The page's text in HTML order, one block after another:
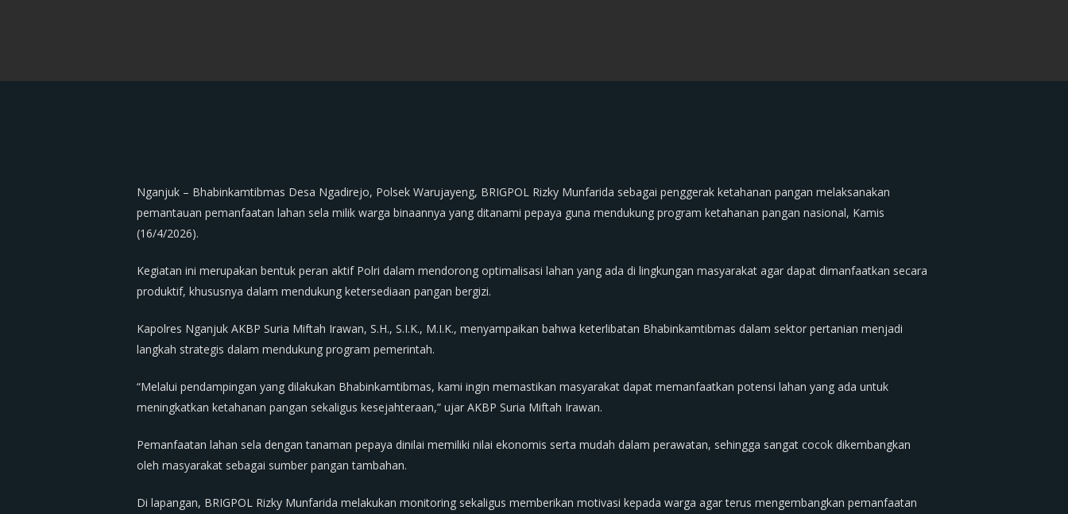
Nganjuk – Bhabinkamtibmas Desa Ngadirejo, Polsek Warujayeng, BRIGPOL Rizky Munfarida sebagai penggerak ketahanan pangan melaksanakan
pemantauan pemanfaatan lahan sela milik warga binaannya yang ditanami pepaya guna mendukung program ketahanan pangan nasional, Kamis
(16/4/2026).
Kegiatan ini merupakan bentuk peran aktif Polri dalam mendorong optimalisasi lahan yang ada di lingkungan masyarakat agar dapat dimanfaatkan secara
produktif, khususnya dalam mendukung ketersediaan pangan bergizi.
Kapolres Nganjuk AKBP Suria Miftah Irawan, S.H., S.I.K., M.I.K., menyampaikan bahwa keterlibatan Bhabinkamtibmas dalam sektor pertanian menjadi
langkah strategis dalam mendukung program pemerintah.
“Melalui pendampingan yang dilakukan Bhabinkamtibmas, kami ingin memastikan masyarakat dapat memanfaatkan potensi lahan yang ada untuk
meningkatkan ketahanan pangan sekaligus kesejahteraan,” ujar AKBP Suria Miftah Irawan.
Pemanfaatan lahan sela dengan tanaman pepaya dinilai memiliki nilai ekonomis serta mudah dalam perawatan, sehingga sangat cocok dikembangkan
oleh masyarakat sebagai sumber pangan tambahan.
Di lapangan, BRIGPOL Rizky Munfarida melakukan monitoring sekaligus memberikan motivasi kepada warga agar terus mengembangkan pemanfaatan